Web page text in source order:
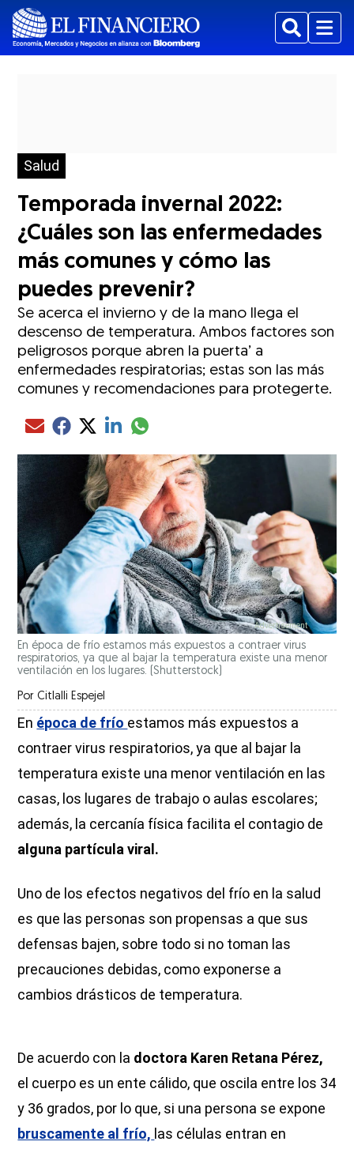
BuscarMenu
Salud
Temporada invernal 2022:
¿Cuáles son las enfermedades
más comunes y cómo las
puedes prevenir?
Se acerca el invierno y de la mano llega el
descenso de temperatura. Ambos factores son
peligrosos porque abren la puerta’ a
enfermedades respiratorias; estas son las más
comunes y recomendaciones para protegerte.
Compartir el artículo actual mediante Email
Compartir el artículo actual mediante Facebook
Compartir el artículo actual mediante Twitter
Compartir el artículo actual mediante LinkedIn
Compartir el artículo actual mediante
En época de frío estamos más expuestos a contraer virus
respiratorios, ya que al bajar la temperatura existe una menor
ventilación en los lugares. (Shutterstock)
Por Citlalli Espejel
En época de frío estamos más expuestos a
contraer virus respiratorios, ya que al bajar la
temperatura existe una menor ventilación en las
casas, los lugares de trabajo o aulas escolares;
además, la cercanía física facilita el contagio de
alguna partícula viral.
Uno de los efectos negativos del frío en la salud
es que las personas son propensas a que sus
defensas bajen, sobre todo si no toman las
precauciones debidas, como exponerse a
cambios drásticos de temperatura.
De acuerdo con la doctora Karen Retana Pérez,
el cuerpo es un ente cálido, que oscila entre los 34
y 36 grados, por lo que, si una persona se expone
bruscamente al frío, las células entran en